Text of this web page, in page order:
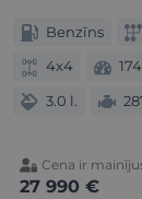
Benzīns
4x4
3.0 l.
Cena ir
27 990 €